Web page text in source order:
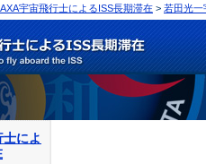
宇宙飛行士によるISS長期滞在 > 若田光一
によ